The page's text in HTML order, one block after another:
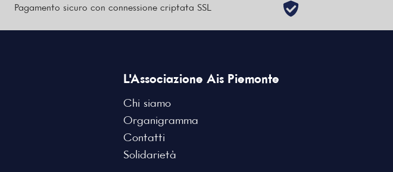
Pagamento sicuro con connessione criptata SSL
L'Associazione Ais Piemonte
Chi siamo
Organigramma
Contatti
Solidarietà